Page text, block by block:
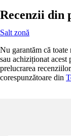
Recenzii din
Salt zonă
Nu garantăm că
sau achiziționat
prelucrarea
corespunzătoare din